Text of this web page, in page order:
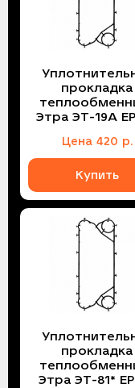
прокладка
Этра ЭТ-19A
Цена 420 р.
Купить
прокладка
Этра ЭТ-81*